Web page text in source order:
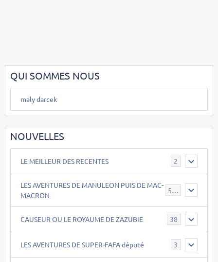
QUI SOMMES NOUS
maly darcek
NOUVELLES
LE MEILLEUR DES RECENTES 2
LES AVENTURES DE MANULEON PUIS DE MAC-
MACRON
543
CAUSEUR OU LE ROYAUME DE ZAZUBIE 38
LES AVENTURES DE SUPER-FAFA député 3